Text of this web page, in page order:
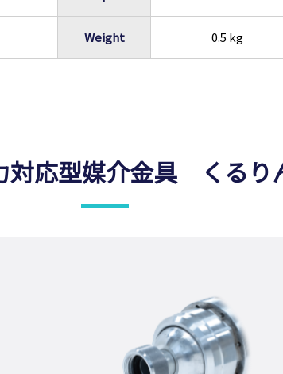
Weight 0.5 kg
対応型媒介金具 くるり